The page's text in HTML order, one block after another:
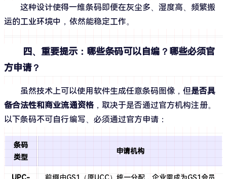
这种设计使得一维条码即便在灰尘多、湿度高、频繁搬
运的工业环境中，依然能稳定工作。
四、重要提示：哪些条码可以自编？哪些必须官
方申请？
虽然技术上可以使用软件生成任意条码图像，但是否具
备合法性和商业流通资格，取决于是否通过官方机构注册。
以下条码不可自行编写、必须通过官方申请：
条码
类型
申请机构